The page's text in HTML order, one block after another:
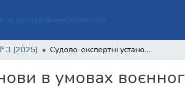
за критеріями Статистика
3 (2025) Судово-експертні установи в умовах воєнного стану: проблеми та перспективи
в умовах